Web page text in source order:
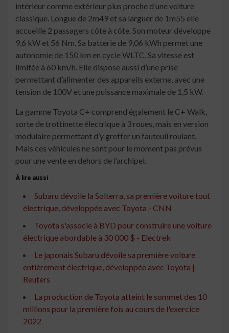
intérieur comme extérieur plus proche d’une voiture
classique. Longue de 2m49 et sa larguer de 1m55 elle
accueille 2 passagers côte à côte. Son moteur développe
9,6 kW et 56 Nm. Sa batterie de 9,06 kWh permet une
autonomie de 150 km en cycle WLTC. Sa vitesse est
limitée à 60 km/h. Elle dispose aussi d’une prise
permettant d’alimenter des appareils externe, avec une
tension de 100V et une puissance maximale de 1,5 kW.
La gamme Toyota C+ comprend également le C+ Walk,
sorte de trottinette électrique à 3 roues, mais en version
modulaire permettant d’y greffer un fauteuil roulant.
Mais ces véhicules ne sont pour le moment pas prévus
pour une vente en dehors de l’archipel.
À lire aussi
Subaru dévoile la Solterra, sa première voiture tout
électrique, développée avec Toyota - CNN
Toyota s'associe à BYD pour construire une voiture
électrique abordable à 30 000 $ - Electrek
Le japonais Subaru dévoile sa première voiture
entièrement électrique, développée avec Toyota |
Reuters
La production de Toyota atteint le sommet des 10
millions pour la première fois au cours de l'exercice
2022